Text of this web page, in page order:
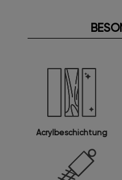
Acrylbeschichtung